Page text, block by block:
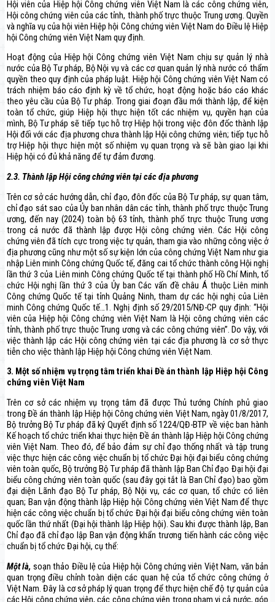
Hội viên của Hiệp hội Công chứng viên Việt Nam là các công chứng viên,
Hội công chứng viên của các tỉnh, thành phố trực thuộc Trung ương. Quyền
và nghĩa vụ của hội viên Hiệp hội Công chứng viên Việt Nam do Điều lệ Hiệp
hội Công chứng viên Việt Nam quy định.
Hoạt động của Hiệp hội Công chứng viên Việt Nam chịu sự quản lý nhà
nước của Bộ Tư pháp, Bộ Nội vụ và các cơ quan quản lý nhà nước có thẩm
quyền theo quy định của pháp luật. Hiệp hội Công chứng viên Việt Nam có
trách nhiệm báo cáo định kỳ về tổ chức, hoạt động hoặc báo cáo khác
theo yêu cầu của Bộ Tư pháp. Trong giai đoạn đầu mới thành lập, để kiện
toàn tổ chức, giúp Hiệp hội thực hiện tốt các nhiệm vụ, quyền hạn của
mình, Bộ Tư pháp sẽ tiếp tục hỗ trợ Hiệp hội trong việc đôn đốc thành lập
Hội đối với các địa phương chưa thành lập Hội công chứng viên; tiếp tục hỗ
trợ Hiệp hội thực hiện một số nhiệm vụ quan trọng và sẽ bàn giao lại khi
Hiệp hội có đủ khả năng để tự đảm đương.
2.3. Thành lập Hội công chứng viên tại các địa phương
Trên cơ sở các hướng dẫn, chỉ đạo, đôn đốc của Bộ Tư pháp, sự quan tâm,
chỉ đạo sát sao của Ủy ban nhân dân các tỉnh, thành phố trực thuộc Trung
ương, đến nay (2024) toàn bộ 63 tỉnh, thành phố trực thuộc Trung ương
trong cả nước đã thành lập được Hội công chứng viên. Các Hội công
chứng viên đã tích cực trong việc tự quản, tham gia vào những công việc ở
địa phương cũng như một số sự kiện lớn của công chứng Việt Nam như gia
nhập Liên minh Công chứng Quốc tế, đăng cai tổ chức thành công Hội nghị
lần thứ 3 của Liên minh Công chứng Quốc tế tại thành phố Hồ Chí Minh, tổ
chức Hội nghị lần thứ 3 của Ủy ban Các vấn đề châu Á thuộc Liên minh
Công chứng Quốc tế tại tỉnh Quảng Ninh, tham dự các hội nghị của Liên
minh Công chứng Quốc tế…1. Nghị định số 29/2015/NĐ-CP quy định: “Hội
viên của Hiệp hội Công chứng viên Việt Nam là Hội công chứng viên các
tỉnh, thành phố trực thuộc Trung ương và các công chứng viên”. Do vậy, với
việc thành lập các Hội công chứng viên tại các địa phương là cơ sở thực
tiễn cho việc thành lập Hiệp hội Công chứng viên Việt Nam.
3. Một số nhiệm vụ trọng tâm triển khai Đề án thành lập Hiệp hội Công
chứng viên Việt Nam
Trên cơ sở các nhiệm vụ trọng tâm đã được Thủ tướng Chính phủ giao
trong Đề án thành lập Hiệp hội Công chứng viên Việt Nam, ngày 01/8/2017,
Bộ trưởng Bộ Tư pháp đã ký Quyết định số 1224/QĐ-BTP về việc ban hành
Kế hoạch tổ chức triển khai thực hiện Đề án thành lập Hiệp hội Công chứng
viên Việt Nam. Theo đó, để bảo đảm sự chỉ đạo thống nhất và tập trung
việc thực hiện các công việc chuẩn bị tổ chức Đại hội đại biểu công chứng
viên toàn quốc, Bộ trưởng Bộ Tư pháp đã thành lập Ban Chỉ đạo Đại hội đại
biểu công chứng viên toàn quốc (sau đây gọi tắt là Ban Chỉ đạo) bao gồm
đại diện Lãnh đạo Bộ Tư pháp, Bộ Nội vụ, các cơ quan, tổ chức có liên
quan; Ban vận động thành lập Hiệp hội Công chứng viên Việt Nam để thực
hiện các công việc chuẩn bị tổ chức Đại hội đại biểu công chứng viên toàn
quốc lần thứ nhất (Đại hội thành lập Hiệp hội). Sau khi được thành lập, Ban
Chỉ đạo đã chỉ đạo lập Ban vận động khẩn trương tiến hành các công việc
chuẩn bị tổ chức Đại hội, cụ thể:
Một là, soạn thảo Điều lệ của Hiệp hội Công chứng viên Việt Nam, văn bản
quan trọng điều chỉnh toàn diện các quan hệ của tổ chức công chứng ở
Việt Nam. Đây là cơ sở pháp lý quan trọng để thực hiện chế độ tự quản của
các Hội công chứng viên, các công chứng viên trong phạm vi cả nước, góp